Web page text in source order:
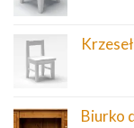
Biurko